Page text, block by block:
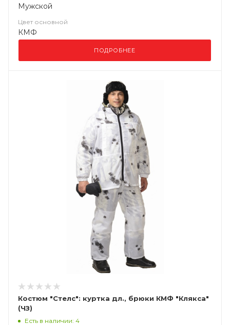
Мужской
Цвет основной
КМФ
ПОДРОБНЕЕ
Костюм "Стелс": куртка дл., брюки КМФ "Клякса"
(ЧЗ)
Есть в наличии: 4